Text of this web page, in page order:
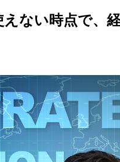
ない時点で、